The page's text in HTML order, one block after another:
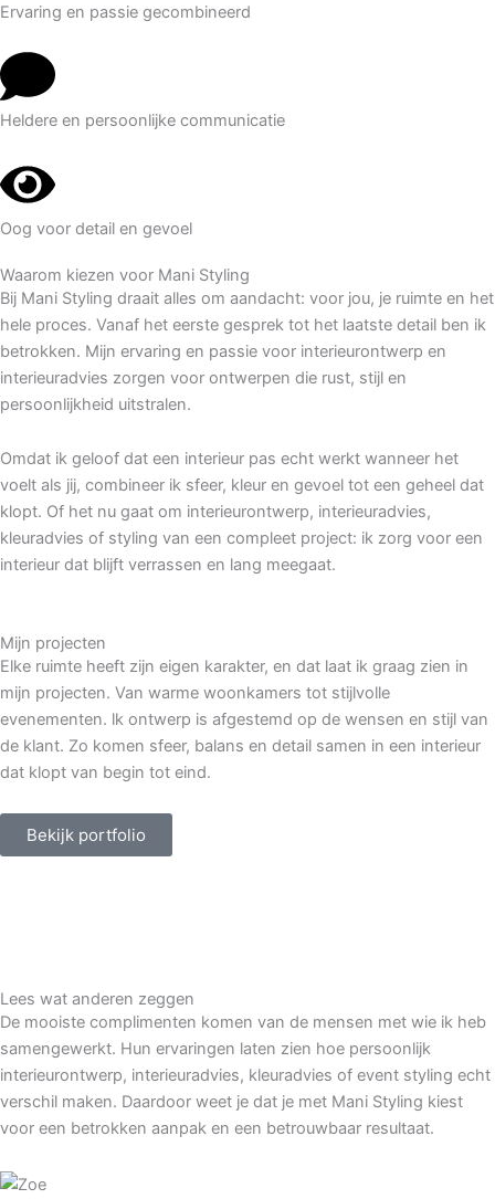
Ervaring en passie gecombineerd
Heldere en persoonlijke communicatie
Oog voor detail en gevoel
Waarom kiezen voor Mani Styling
Bij Mani Styling draait alles om aandacht: voor jou, je ruimte en het
hele proces. Vanaf het eerste gesprek tot het laatste detail ben ik
betrokken. Mijn ervaring en passie voor interieurontwerp en
interieuradvies zorgen voor ontwerpen die rust, stijl en
persoonlijkheid uitstralen.
Omdat ik geloof dat een interieur pas echt werkt wanneer het
voelt als jij, combineer ik sfeer, kleur en gevoel tot een geheel dat
klopt. Of het nu gaat om interieurontwerp, interieuradvies,
kleuradvies of styling van een compleet project: ik zorg voor een
interieur dat blijft verrassen en lang meegaat.
Mijn projecten
Elke ruimte heeft zijn eigen karakter, en dat laat ik graag zien in
mijn projecten. Van warme woonkamers tot stijlvolle
evenementen. lk ontwerp is afgestemd op de wensen en stijl van
de klant. Zo komen sfeer, balans en detail samen in een interieur
dat klopt van begin tot eind.
Bekijk portfolio
Lees wat anderen zeggen
De mooiste complimenten komen van de mensen met wie ik heb
samengewerkt. Hun ervaringen laten zien hoe persoonlijk
interieurontwerp, interieuradvies, kleuradvies of event styling echt
verschil maken. Daardoor weet je dat je met Mani Styling kiest
voor een betrokken aanpak en een betrouwbaar resultaat.